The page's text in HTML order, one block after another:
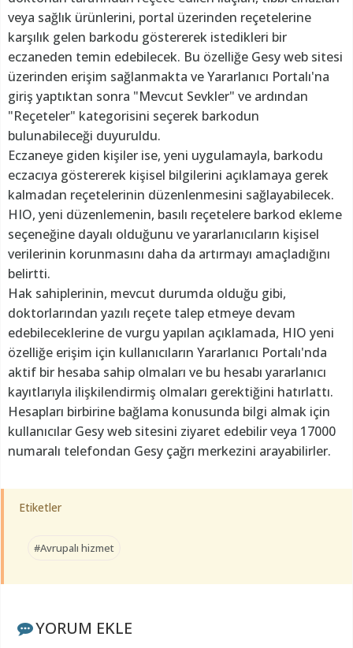
veya sağlık ürünlerini, portal üzerinden reçetelerine
karşılık gelen barkodu göstererek istedikleri bir
eczaneden temin edebilecek. Bu özelliğe Gesy web sitesi
üzerinden erişim sağlanmakta ve Yararlanıcı Portalı'na
giriş yaptıktan sonra "Mevcut Sevkler" ve ardından
"Reçeteler" kategorisini seçerek barkodun
bulunabileceği duyuruldu.
Eczaneye giden kişiler ise, yeni uygulamayla, barkodu
eczacıya göstererek kişisel bilgilerini açıklamaya gerek
kalmadan reçetelerinin düzenlenmesini sağlayabilecek.
HIO, yeni düzenlemenin, basılı reçetelere barkod ekleme
seçeneğine dayalı olduğunu ve yararlanıcıların kişisel
verilerinin korunmasını daha da artırmayı amaçladığını
belirtti.
Hak sahiplerinin, mevcut durumda olduğu gibi,
doktorlarından yazılı reçete talep etmeye devam
edebileceklerine de vurgu yapılan açıklamada, HIO yeni
özelliğe erişim için kullanıcıların Yararlanıcı Portalı'nda
aktif bir hesaba sahip olmaları ve bu hesabı yararlanıcı
kayıtlarıyla ilişkilendirmiş olmaları gerektiğini hatırlattı.
Hesapları birbirine bağlama konusunda bilgi almak için
kullanıcılar Gesy web sitesini ziyaret edebilir veya 17000
numaralı telefondan Gesy çağrı merkezini arayabilirler.
Etiketler
#Avrupalı hizmet
YORUM EKLE